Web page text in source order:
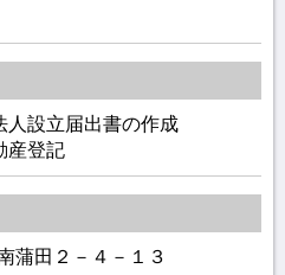
人設立届出書の作成
産登記
蒲田２－４－１３